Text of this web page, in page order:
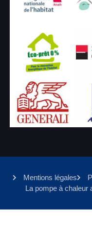
Mentions légales
La pompe à chaleur